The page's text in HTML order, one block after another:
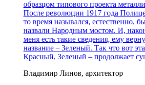
образцом типового проекта
После революции 1917 года
то время назывался, естественно,
назвали Народным мостом. И,
меня есть такие сведения, ему
название – Зеленый. Так что вот
Красный, Зеленый – продолжает
Владимир Линов, архитектор